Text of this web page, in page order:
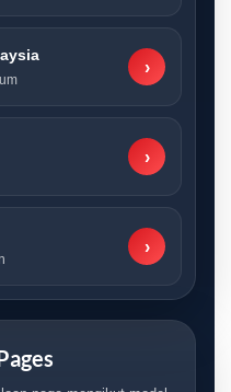
›
›
›